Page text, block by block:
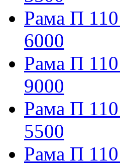
Рама П
6000
Рама П
9000
Рама П
5500
Рама П